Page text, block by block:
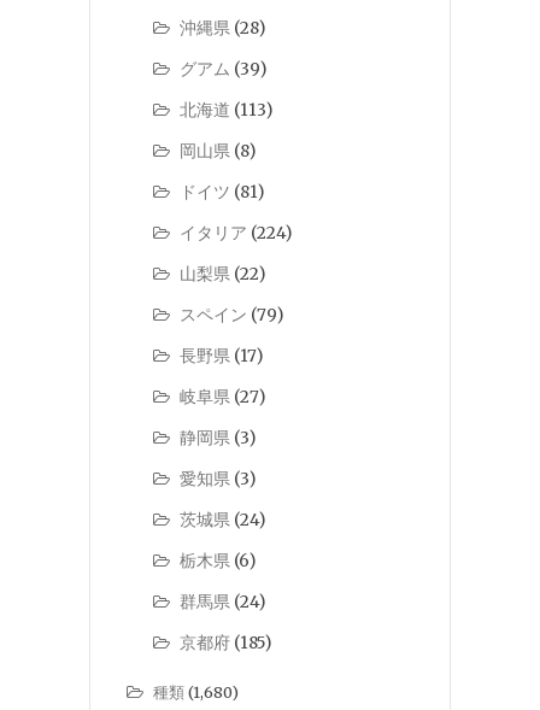
沖縄県 (28)
グアム (39)
北海道 (113)
岡山県 (8)
ドイツ (81)
イタリア (224)
山梨県 (22)
スペイン (79)
長野県 (17)
岐阜県 (27)
静岡県 (3)
愛知県 (3)
茨城県 (24)
栃木県 (6)
群馬県 (24)
京都府 (185)
種類(1,680)